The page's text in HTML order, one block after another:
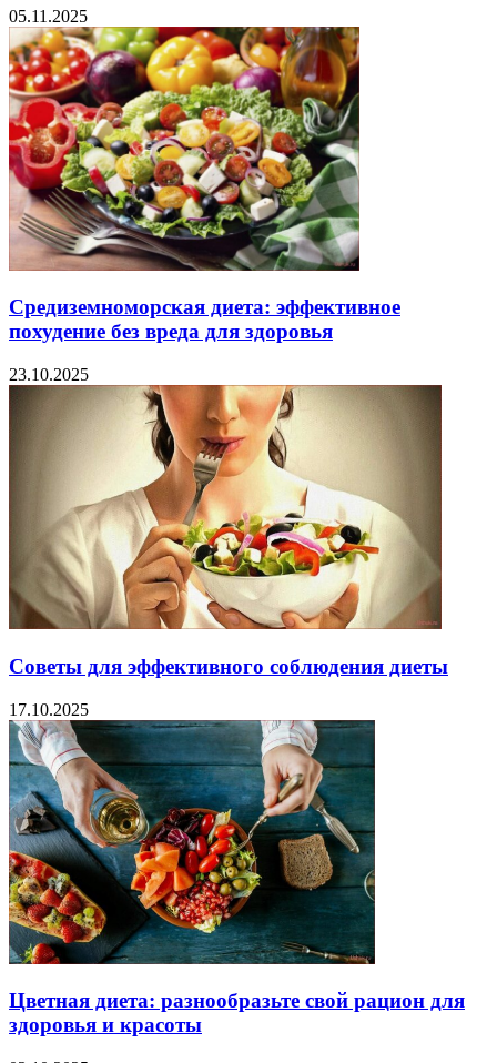
05.11.2025
Средиземноморская диета: эффективное
похудение без вреда для здоровья
23.10.2025
Советы для эффективного соблюдения диеты
17.10.2025
Цветная диета: разнообразьте свой рацион для
здоровья и красоты